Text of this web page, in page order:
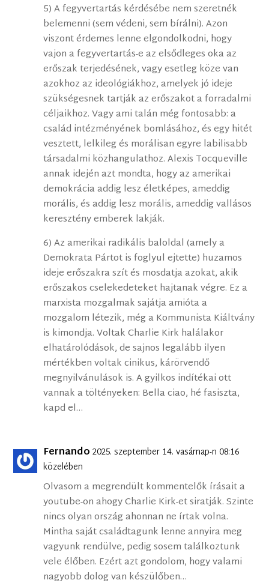
5) A fegyvertartás kérdésébe nem szeretnék
belemenni (sem védeni, sem bírálni). Azon
viszont érdemes lenne elgondolkodni, hogy
vajon a fegyvertartás-e az elsődleges oka az
erőszak terjedésének, vagy esetleg köze van
azokhoz az ideológiákhoz, amelyek jó ideje
szükségesnek tartják az erőszakot a forradalmi
céljaikhoz. Vagy ami talán még fontosabb: a
család intézményének bomlásához, és egy hitét
vesztett, lelkileg és morálisan egyre labilisabb
társadalmi közhangulathoz. Alexis Tocqueville
annak idején azt mondta, hogy az amerikai
demokrácia addig lesz életképes, ameddig
morális, és addig lesz morális, ameddig vallásos
keresztény emberek lakják.
6) Az amerikai radikális baloldal (amely a
Demokrata Pártot is foglyul ejtette) huzamos
ideje erőszakra szít és mosdatja azokat, akik
erőszakos cselekedeteket hajtanak végre. Ez a
marxista mozgalmak sajátja amióta a
mozgalom létezik, még a Kommunista Kiáltvány
is kimondja. Voltak Charlie Kirk halálakor
elhatárolódások, de sajnos legalább ilyen
mértékben voltak cinikus, kárörvendő
megnyilvánulások is. A gyilkos indítékai ott
vannak a töltényeken: Bella ciao, hé fasiszta,
kapd el…
Fernando 2025. szeptember 14. vasárnap-n 08:16
közelében
Olvasom a megrendült kommentelők írásait a
youtube-on ahogy Charlie Kirk-et siratják. Szinte
nincs olyan ország ahonnan ne írtak volna.
Mintha saját családtagunk lenne annyira meg
vagyunk rendülve, pedig sosem találkoztunk
vele élőben. Ezért azt gondolom, hogy valami
nagyobb dolog van készülőben…